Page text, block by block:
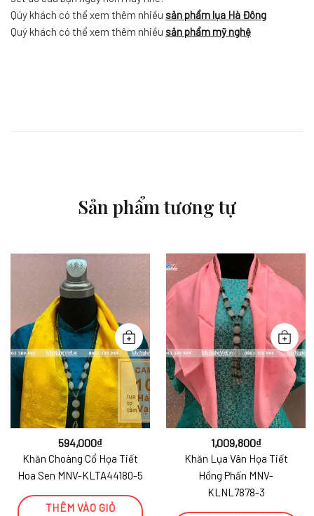
Qúy khách có thể xem thêm nhiều sản phẩm lụa Hà Đông
Quý khách có thể xem thêm nhiều sản phẩm mỹ nghệ
Sản phẩm tương tự
594,000₫
Khăn Choàng Cổ Họa Tiết
Hoa Sen MNV-KLTA44180-5
THÊM VÀO GIỎ
1,009,800₫
Khăn Lụa Vân Họa Tiết
Hồng Phấn MNV-
KLNL7878-3